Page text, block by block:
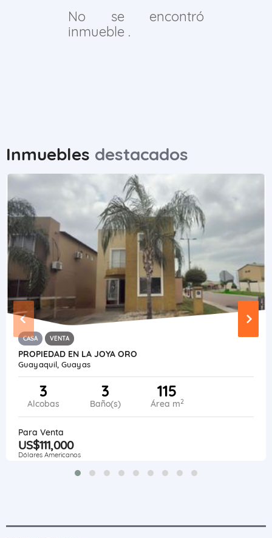
No se encontró
inmueble .
Inmuebles destacados
CASA VENTA
PROPIEDAD EN LA JOYA ORO
Guayaquil, Guayas
3
Alcobas
3
Baño(s)
115
Área m2
Para Venta
US$111,000
Dólares Americanos